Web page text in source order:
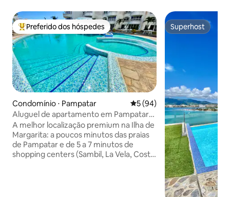
Entre os melhores preferidos dos hóspedes
Preferido dos hóspedes
Condomínio ⋅ Pampatar 5 de uma avaliação média
5 (94)
Aluguel de apartamento em Pampatar
Ilha de Margarita
A melhor localização premium na Ilha de
Margarita: a poucos minutos das praias
de Pampatar e de 5 a 7 minutos de
shopping centers (Sambil, La Vela, Costa
Superhost
Superhost